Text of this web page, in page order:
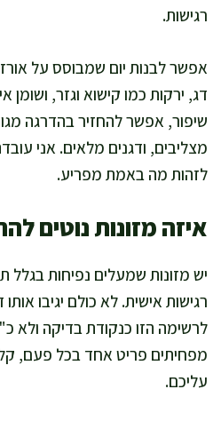
רגישות.
אפשר לבנות יום שמבוסס על
דג, ירקות כמו קישוא וגזר, ושומן
שיפור, אפשר להחזיר בהדרגה
מצליבים, ודגנים מלאים. אני
לזהות מה באמת מפריע.
איזה מזונות נוטים
יש מזונות שמעלים נפיחות בגלל
רגישות אישית. לא כולם יגיבו
לרשימה הזו כנקודת בדיקה ולא
מפחיתים פריט אחד בכל פעם,
עליכם.